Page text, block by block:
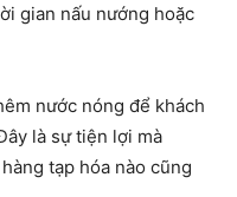
gian nấu nướng hoặc
nước nóng để khách
là sự tiện lợi mà
tạp hóa nào cũng